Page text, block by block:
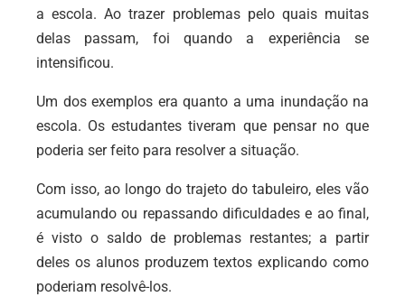
a escola. Ao trazer problemas pelo quais muitas
delas passam, foi quando a experiência se
intensificou.
Um dos exemplos era quanto a uma inundação na
escola. Os estudantes tiveram que pensar no que
poderia ser feito para resolver a situação.
Com isso, ao longo do trajeto do tabuleiro, eles vão
acumulando ou repassando dificuldades e ao final,
é visto o saldo de problemas restantes; a partir
deles os alunos produzem textos explicando como
poderiam resolvê-los.